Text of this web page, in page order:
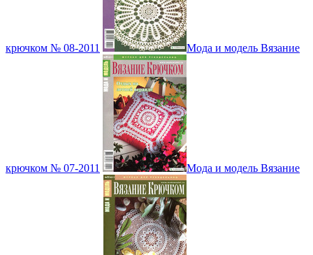
крючком № 08-2011 Мода и модель Вязание
крючком № 07-2011 Мода и модель Вязание